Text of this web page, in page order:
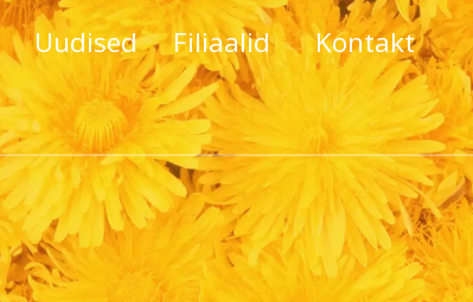
Uudised Filiaalid
Kontakt